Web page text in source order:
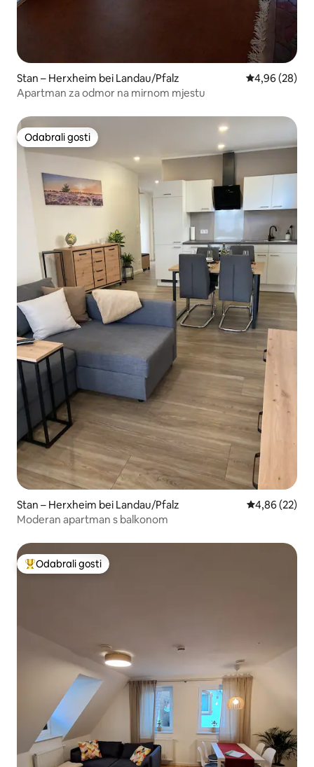
Stan – Herxheim bei Landau/Pfalz Prosječna
4,96 (28)
Apartman za odmor na mirnom mjestu
Odabrali gosti
Odabrali gosti
Stan – Herxheim bei Landau/Pfalz Prosječna
4,86 (22)
Moderan apartman s balkonom
Među najviše rangiranima s oznakom „Odabrali gosti”
Odabrali gosti